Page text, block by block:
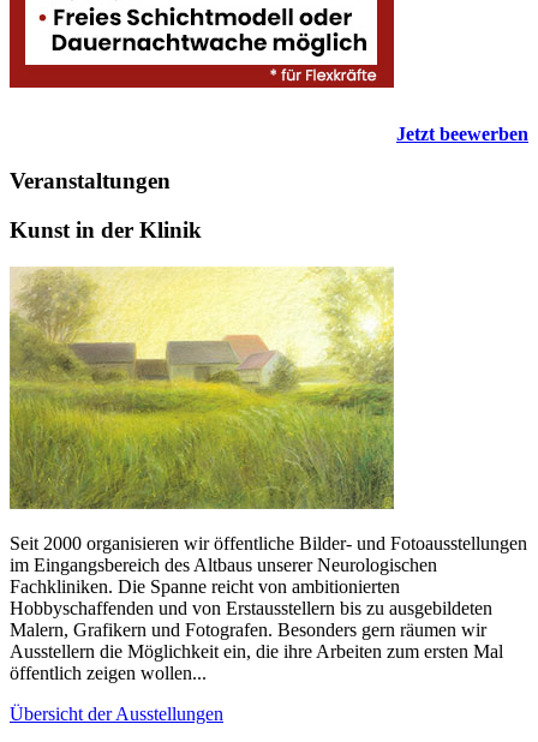
Jetzt beewerben
Veranstaltungen
Kunst in der Klinik
Seit 2000 organisieren wir öffentliche Bilder- und Fotoausstellungen
im Eingangsbereich des Altbaus unserer Neurologischen
Fachkliniken. Die Spanne reicht von ambitionierten
Hobbyschaffenden und von Erstausstellern bis zu ausgebildeten
Malern, Grafikern und Fotografen. Besonders gern räumen wir
Ausstellern die Möglichkeit ein, die ihre Arbeiten zum ersten Mal
öffentlich zeigen wollen...
Übersicht der Ausstellungen